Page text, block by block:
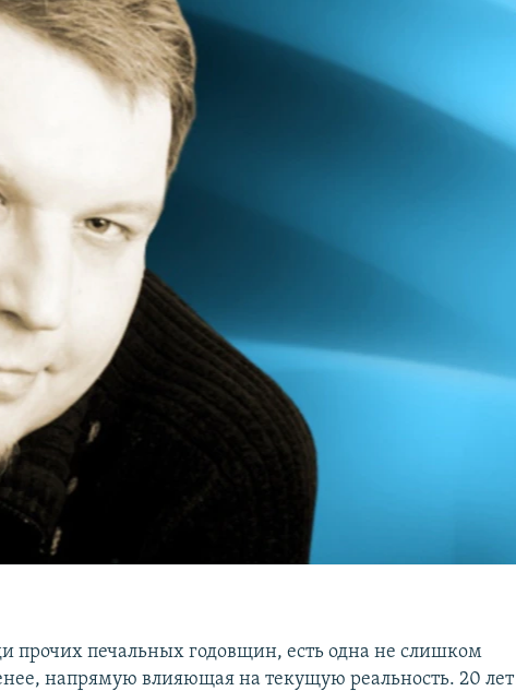
прочих печальных годовщин, есть одна не слишком
напрямую влияющая на текущую реальность. 20 лет